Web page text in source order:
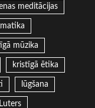
meditācijas
mūzika
kristīgā ētika
lūgšana